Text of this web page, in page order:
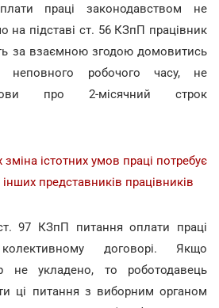
праці законодавством не
на підставі ст. 56 КЗпП працівник
за взаємною згодою домовитись
неповного робочого часу, не
про 2-місячний строк
істотних умов праці потребує
представників працівників
97 КЗпП питання оплати праці
договорі. Якщо
не укладено, то роботодавець
ці питання з виборним органом